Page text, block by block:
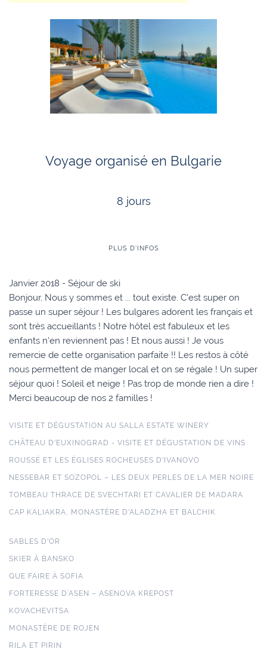
Voyage organisé en Bulgarie
8 jours
PLUS D'INFOS
Janvier 2018 - Séjour de ski
Bonjour, Nous y sommes et ... tout existe. C'est super on
passe un super séjour ! Les bulgares adorent les français et
sont très accueillants ! Notre hôtel est fabuleux et les
enfants n'en reviennent pas ! Et nous aussi ! Je vous
remercie de cette organisation parfaite !! Les restos à côté
nous permettent de manger local et on se régale ! Un super
séjour quoi ! Soleil et neige ! Pas trop de monde rien a dire !
Merci beaucoup de nos 2 familles !
VISITE ET DÉGUSTATION AU SALLA ESTATE WINERY
CHÂTEAU D'EUXINOGRAD - VISITE ET DÉGUSTATION DE VINS
ROUSSÉ ET LES ÉGLISES ROCHEUSES D'IVANOVO
NESSEBAR ET SOZOPOL – LES DEUX PERLES DE LA MER NOIRE
TOMBEAU THRACE DE SVECHTARI ET CAVALIER DE MADARA
CAP KALIAKRA, MONASTÈRE D'ALADZHA ET BALCHIK
SABLES D'OR
SKIER À BANSKO
QUE FAIRE À SOFIA
FORTERESSE D’ASEN – ASENOVA KREPOST
KOVACHEVITSA
MONASTÈRE DE ROJEN
RILA ET PIRIN